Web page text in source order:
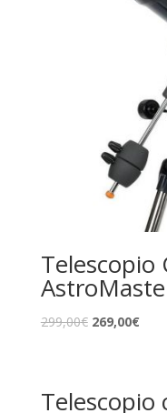
Telescopio
299,00€ 269,00€
Telescopio